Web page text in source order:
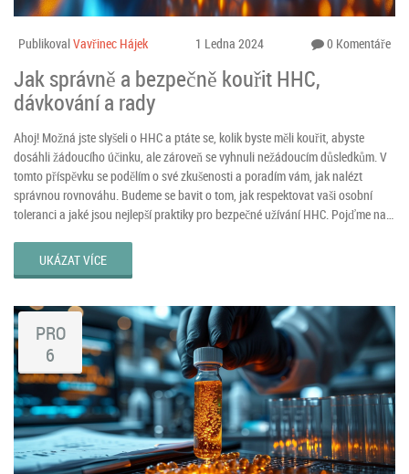
PublikovalVavřinec Hájek 1 Ledna 2024 0 Komentáře
Jak správně a bezpečně kouřit HHC,
dávkování a rady
Ahoj! Možná jste slyšeli o HHC a ptáte se, kolik byste měli kouřit, abyste
dosáhli žádoucího účinku, ale zároveň se vyhnuli nežádoucím důsledkům. V
tomto příspěvku se podělím o své zkušenosti a poradím vám, jak nalézt
správnou rovnováhu. Budeme se bavit o tom, jak respektovat vaši osobní
toleranci a jaké jsou nejlepší praktiky pro bezpečné užívání HHC. Pojďme na
zdraví.UKÁZAT VÍCE
PRO
6